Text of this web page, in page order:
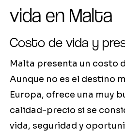
vida en Malta
Costo de vida y
Malta presenta un costo
Aunque no es el destino
Europa, ofrece una muy
calidad-precio si se
vida, seguridad y